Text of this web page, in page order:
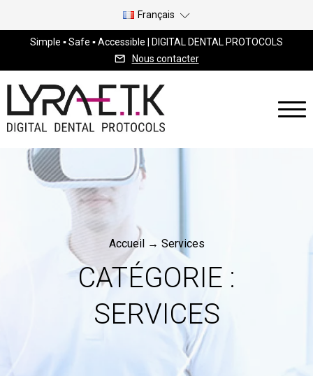
Simple ▪ Safe ▪ Accessible | DIGITAL DENTAL PROTOCOLS
Nous contacter
Français
Accueil→ Services
CATÉGORIE :
SERVICES